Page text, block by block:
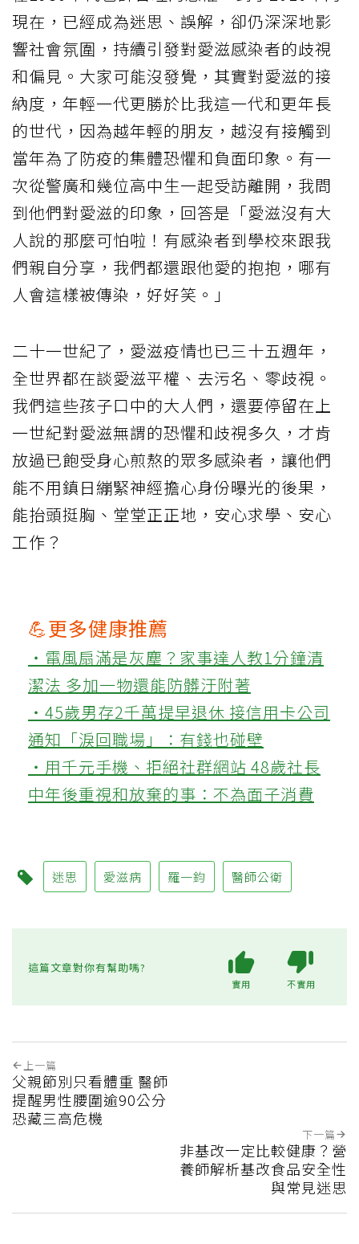
現在，已經成為迷思、誤解，卻仍深深地影
響社會氛圍，持續引發對愛滋感染者的歧視
和偏見。大家可能沒發覺，其實對愛滋的接
納度，年輕一代更勝於比我這一代和更年長
的世代，因為越年輕的朋友，越沒有接觸到
當年為了防疫的集體恐懼和負面印象。有一
次從警廣和幾位高中生一起受訪離開，我問
到他們對愛滋的印象，回答是「愛滋沒有大
人說的那麼可怕啦！有感染者到學校來跟我
們親自分享，我們都還跟他愛的抱抱，哪有
人會這樣被傳染，好好笑。」
二十一世紀了，愛滋疫情也已三十五週年，
全世界都在談愛滋平權、去污名、零歧視。
我們這些孩子口中的大人們，還要停留在上
一世紀對愛滋無謂的恐懼和歧視多久，才肯
放過已飽受身心煎熬的眾多感染者，讓他們
能不用鎮日繃緊神經擔心身份曝光的後果，
能抬頭挺胸、堂堂正正地，安心求學、安心
工作？
💪更多健康推薦
‧電風扇滿是灰塵？家事達人教1分鐘清
潔法 多加一物還能防髒汙附著
‧45歲男存2千萬提早退休 接信用卡公司
通知「淚回職場」：有錢也碰壁
‧用千元手機、拒絕社群網站 48歲社長
中年後重視和放棄的事：不為面子消費
迷思 愛滋病 羅一鈞 醫師公衛
這篇文章對你有幫助嗎?
實用 不實用
上一篇
父親節別只看體重 醫師
提醒男性腰圍逾90公分
恐藏三高危機
下一篇
非基改一定比較健康？營
養師解析基改食品安全性
與常見迷思